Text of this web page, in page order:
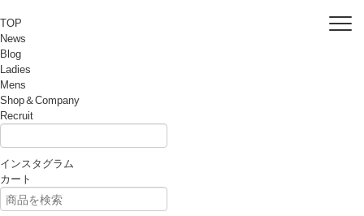
TOP
News
Blog
Ladies
Mens
Shop＆Company
Recruit
インスタグラム
カート